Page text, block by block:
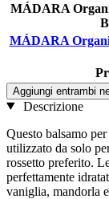
MÁDARA
MÁDARA
Aggiungi entrambi
Descrizione
Questo balsamo
utilizzato da solo
rossetto preferito.
perfettamente
vaniglia, mandorla